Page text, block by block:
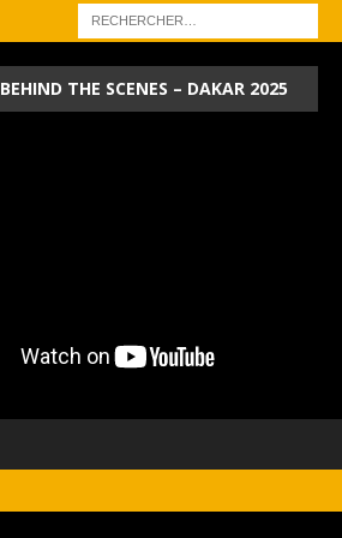
BEHIND THE SCENES – DAKAR 2025